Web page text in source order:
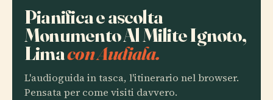
Pianifica e ascolta
Monumento Al Milite Ignoto,
Limacon Audiala.
L'audioguida in tasca, l'itinerario nel browser.
Pensata per come visiti davvero.